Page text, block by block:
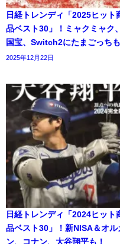
日経トレンディ「2025ヒット
品ベスト30」！ミャクミャク、
国宝、Switch2にたまごっち
2025年12月22日
日経トレンディ「2024ヒット
品ベスト30」！新NISA＆オル
ン、コナン、大谷翔平も！